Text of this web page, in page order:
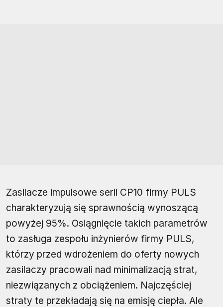
Zasilacze impulsowe serii CP10 firmy PULS
charakteryzują się sprawnością wynoszącą
powyżej 95%. Osiągnięcie takich parametrów
to zasługa zespołu inżynierów firmy PULS,
którzy przed wdrożeniem do oferty nowych
zasilaczy pracowali nad minimalizacją strat,
niezwiązanych z obciążeniem. Najczęściej
straty te przekładają się na emisję ciepła. Ale